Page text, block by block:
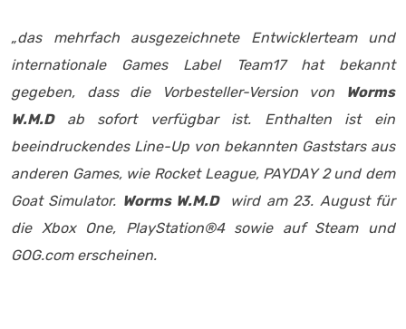
„das mehrfach ausgezeichnete Entwicklerteam und
internationale Games Label Team17 hat bekannt
gegeben, dass die Vorbesteller-Version von
Worms
W.M.Dab sofort verfügbar ist. Enthalten ist ein
beeindruckendes Line-Up von bekannten Gaststars aus
anderen Games, wie Rocket League, PAYDAY 2 und dem
Goat Simulator. Worms W.M.Dwird am 23. August für
die Xbox One, PlayStation®4 sowie auf Steam und
GOG.com erscheinen.